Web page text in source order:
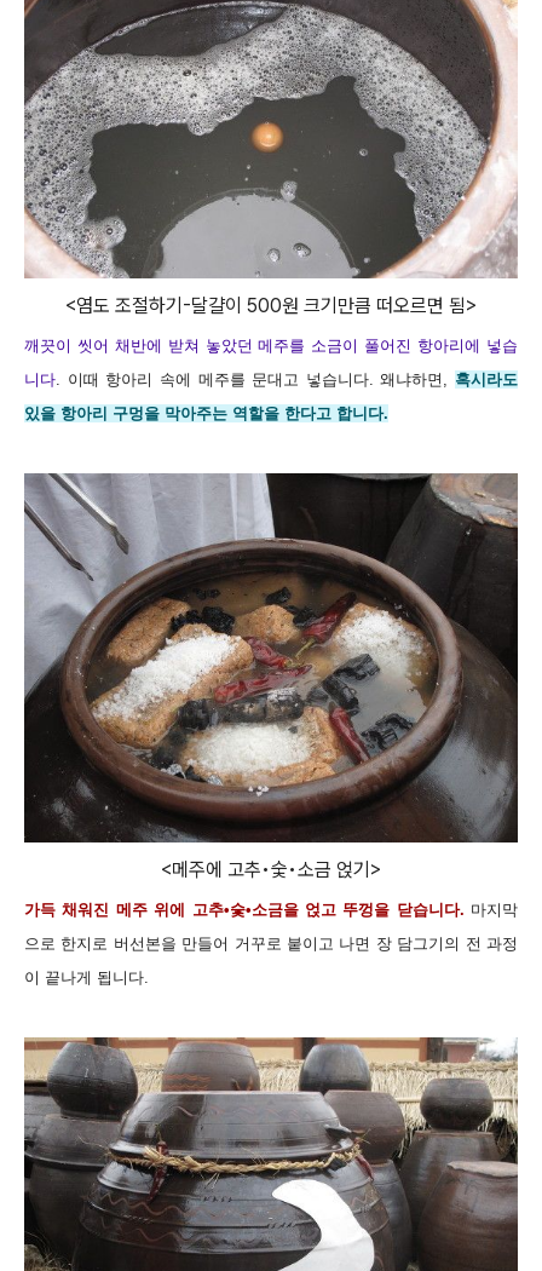
<염도 조절하기-달걀이 500원 크기만큼 떠오르면 됨>
깨끗이 씻어 채반에 받쳐 놓았던 메주를 소금이 풀어진 항아리에 넣습
니다 . 이때 항아리 속에 메주를 문대고 넣습니다. 왜냐하면, 혹시라도
있을 항아리 구멍을 막아주는 역할을 한다고 합니다.
<메주에 고추•숯•소금 얹기>
가득 채워진 메주 위에 고추•숯•소금을 얹고 뚜껑을 닫습니다. 마지막
으로 한지로 버선본을 만들어 거꾸로 붙이고 나면 장 담그기의 전 과정
이 끝나게 됩니다.